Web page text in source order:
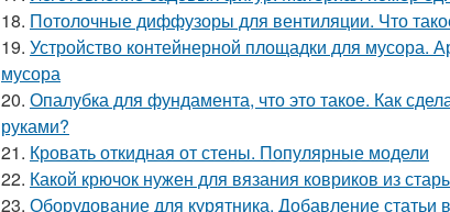
18. Потолочные диффузоры для вентиляции. Что
19. Устройство контейнерной площадки для мусора.
мусора
20. Опалубка для фундамента, что это такое. Как
руками?
21. Кровать откидная от стены. Популярные модели
22. Какой крючок нужен для вязания ковриков из
23. Оборудование для курятника. Добавление статьи